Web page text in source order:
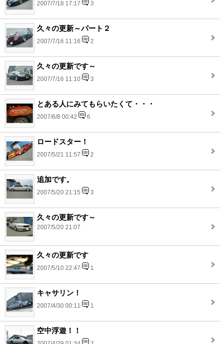
2007/7/18 17:17 3
久々の更新～パート２
2007/7/16 11:16 2
久々の更新です～
2007/7/16 11:10 3
とある人にみてもらいたくて・・・
2007/6/8 00:42 6
ロードスター！
2007/5/21 11:57 2
追加です。
2007/5/20 21:15 3
久々の更新です～
2007/5/20 21:07
久々の更新です
2007/5/10 22:47 1
キャサリン！
2007/4/30 00:11 1
空中浮遊！！